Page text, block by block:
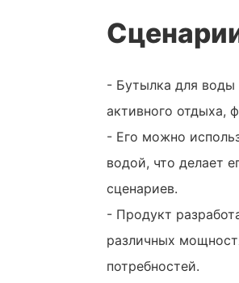
- Бутылка для
активного отдыха,
- Его можно
водой, что делает
сценариев.
- Продукт
различных
потребностей.